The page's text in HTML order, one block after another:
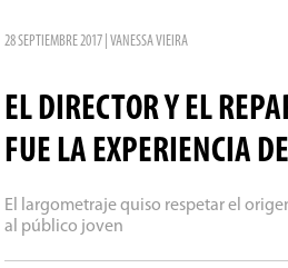
28 SEPTIEMBRE 2017 | VANESSA VIEIRA
EL DIRECTOR Y EL
FUE LA EXPERIENCIA
El largometraje quiso respetar el
al público joven